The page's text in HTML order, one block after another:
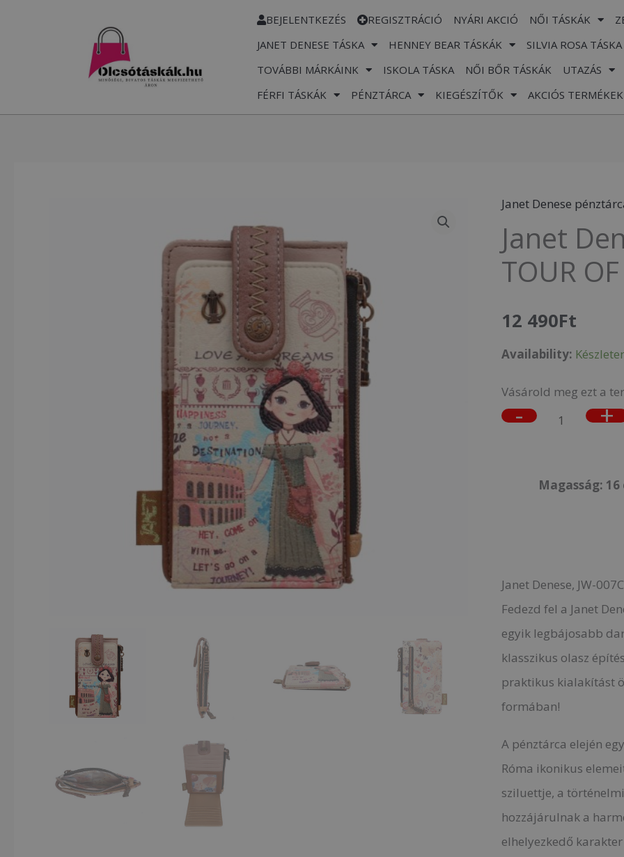
BEJELENTKEZÉS REGISZTRÁCIÓ NYÁRI AKCIÓ NŐI TÁSKÁK
JANET DENESE TÁSKA
HENNEY BEAR TÁSKÁK
SILVIA ROSA TÁSKA
TOVÁBBI MÁRKÁINK
ISKOLA TÁSKA NŐI BŐR TÁSKÁK UTAZÁS
FÉRFI TÁSKÁK
PÉNZTÁRCA KIEGÉSZÍTŐK AKCIÓS TERMÉKEK
Janet Denese
Janet
TOUR
12 490Ft
Availability:
Vásárold meg ezt a
-
Janet
Denese,
JW-
007C-
TOUR
OF
Pénztárca
mennyiség +
Magasság: 16
Janet Denese, JW-
Fedezd fel a Janet
egyik legbájosabb
klasszikus olasz
praktikus kialakítást
formában!
A pénztárca elején
Róma ikonikus
sziluettje, a
hozzájárulnak a
elhelyezkedő